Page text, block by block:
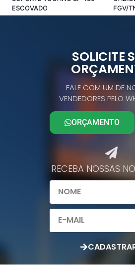
ESCOVADO
FGV/
SOLICITE
FALE COM UM DE
VENDEDORES PELO
ORÇAMENTO
RECEBA NOSSAS